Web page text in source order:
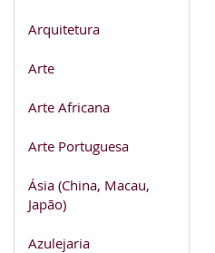
Arquitetura
Arte
Arte Africana
Arte Portuguesa
Ásia (China, Macau,
Japão)
Azulejaria